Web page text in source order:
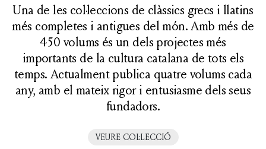
Una de les col·leccions de clàssics grecs i llatins
més completes i antigues del món. Amb més de
450 volums és un dels projectes més
importants de la cultura catalana de tots els
temps. Actualment publica quatre volums cada
any, amb el mateix rigor i entusiasme dels seus
fundadors.
VEURE COL·LECCIÓ